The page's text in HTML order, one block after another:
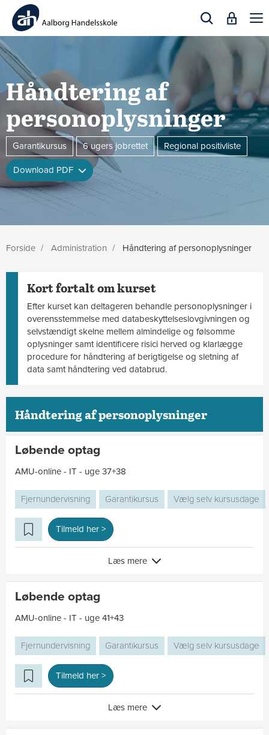
Håndtering af
personoplysninger
Garantikursus 6 ugers jobrettet Regional positivliste
Download PDF
Forside Administration Håndtering af personoplysninger
Kort fortalt om kurset
Efter kurset kan deltageren behandle personoplysninger i
overensstemmelse med databeskyttelseslovgivningen og
selvstændigt skelne mellem almindelige og følsomme
oplysninger samt identificere risici herved og klarlægge
procedure for håndtering af berigtigelse og sletning af
data samt håndtering ved databrud.
Håndtering af personoplysninger
Løbende optag
AMU-online - IT - uge 37+38
Fjernundervisning Garantikursus Vælg selv kursusdage
Tilmeld her >
Læs mere
Løbende optag
AMU-online - IT - uge 41+43
Fjernundervisning Garantikursus Vælg selv kursusdage
Tilmeld her >
Læs mere